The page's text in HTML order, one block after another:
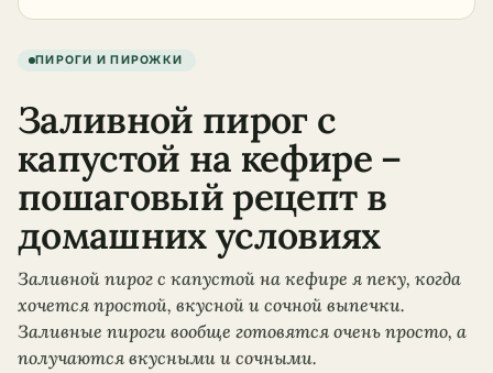
ПИРОГИ И ПИРОЖКИ
Заливной пирог с
капустой на кефире –
пошаговый рецепт в
домашних условиях
Заливной пирог с капустой на кефире я пеку, когда
хочется простой, вкусной и сочной выпечки.
Заливные пироги вообще готовятся очень просто, а
получаются вкусными и сочными.